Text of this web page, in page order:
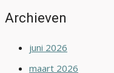
Archieven
juni 2026
maart 2026